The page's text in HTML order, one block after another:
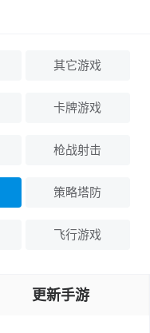
其它游戏
卡牌游戏
枪战射击
策略塔防
飞行游戏
更新手游